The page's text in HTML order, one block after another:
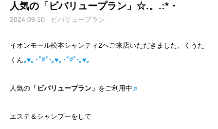
人気の「ビバリュープラン」☆.。.:*・
2024.09.10 ビバリュープラン
イオンモール松本シャンティ2へご来店いただきました、くうた
くん｡♥｡･ﾟ♡ﾟ･｡♥｡･ﾟ♡ﾟ･｡♥｡
人気の 「ビバリュープラン」 をご利用中♬
エステ＆シャンプーをして